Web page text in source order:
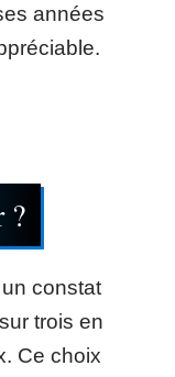
années
?
constat
trois en
Ce choix